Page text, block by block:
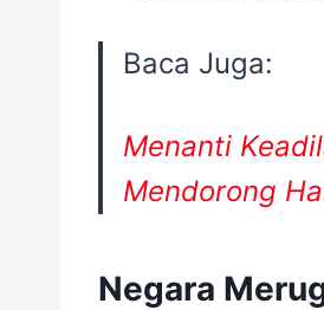
Baca Juga:
Menanti
Mendorong
Negara